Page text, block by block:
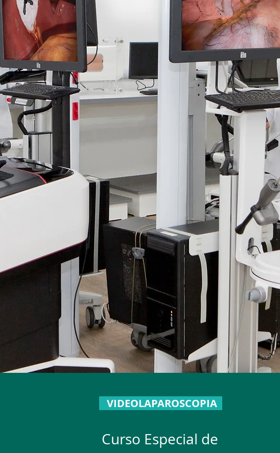
VIDEOLAPAROSCOPIA
Curso Especial de